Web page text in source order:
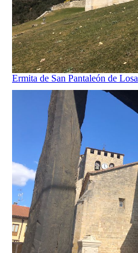
Ermita de San Pantaleón de Losa